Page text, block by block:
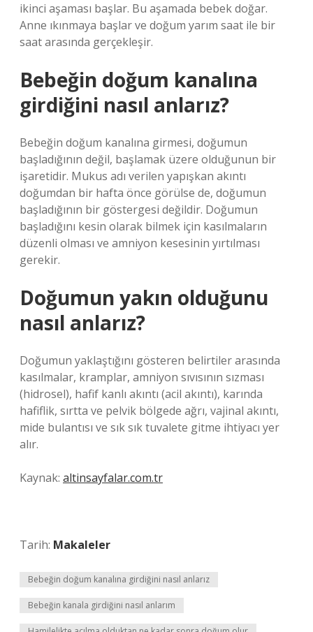
ikinci aşaması başlar. Bu aşamada bebek doğar.
Anne ıkınmaya başlar ve doğum yarım saat ile bir
saat arasında gerçekleşir.
Bebeğin doğum kanalına
girdiğini nasıl anlarız?
Bebeğin doğum kanalına girmesi, doğumun
başladığının değil, başlamak üzere olduğunun bir
işaretidir. Mukus adı verilen yapışkan akıntı
doğumdan bir hafta önce görülse de, doğumun
başladığının bir göstergesi değildir. Doğumun
başladığını kesin olarak bilmek için kasılmaların
düzenli olması ve amniyon kesesinin yırtılması
gerekir.
Doğumun yakın olduğunu
nasıl anlarız?
Doğumun yaklaştığını gösteren belirtiler arasında
kasılmalar, kramplar, amniyon sıvısının sızması
(hidrosel), hafif kanlı akıntı (acil akıntı), karında
hafiflik, sırtta ve pelvik bölgede ağrı, vajinal akıntı,
mide bulantısı ve sık sık tuvalete gitme ihtiyacı yer
alır.
Kaynak: altinsayfalar.com.tr
Tarih: Makaleler
Bebeğin doğum kanalına girdiğini nasıl anlarız
Bebeğin kanala girdiğini nasıl anlarım